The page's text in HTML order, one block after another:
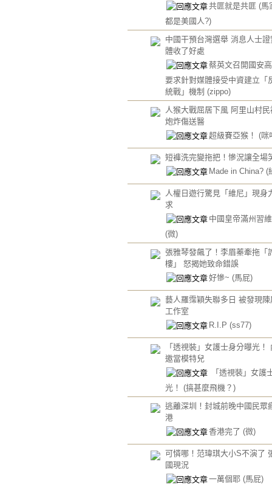
共匪就是共匪 (馬
都是美國人?)
中國干預台灣選舉 消息人士
體收了好處
蔡英文召開國安
要求針對媒體接受中資建立「
統戰」機制 (zippo)
人猴大戰屈居下風 阿里山村
炮炸傷送醫
超級賽亞猴！ (咪
短褲洗完變拖把！慘況讓全場
Made in China? (
人權日遊行驚見「維尼」現身
求
中國皇帝滿州習
(微)
張雅琴發飆了！李眉蓁牽拖「
樓」 怒揭她致命錯誤
好慘~ (馬屁)
藝人羅霈穎失聯多日 被發現
工作室
R.I.P (ss77)
「透視裝」女護士身分曝光！
邀當模特兒
「透視裝」女護
光！ (搞甚麼飛機？)
逃離深圳！封城前晚中國民眾
港
香港完了 (微)
可憐哪！范瑋琪大小S不演了
國現況
一萬個耶 (馬屁)